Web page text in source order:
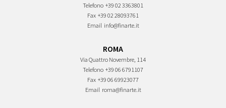
Telefono +39 02 3363801
Fax +39 02 28093761
Email info@finarte.it
ROMA
Via Quattro Novembre, 114
Telefono +39 06 6791107
Fax +39 06 69923077
Email roma@finarte.it